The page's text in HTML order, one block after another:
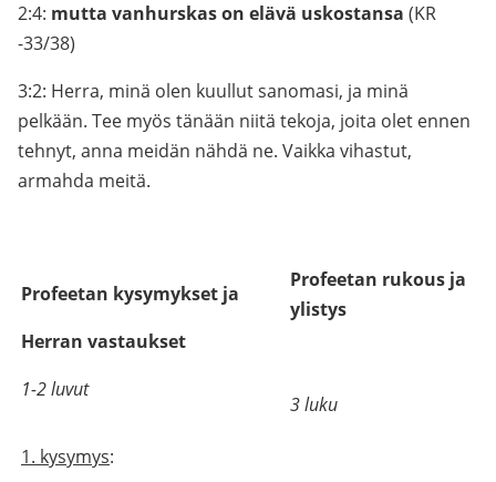
2:4: mutta vanhurskas on elävä uskostansa (KR
-33/38)
3:2: Herra, minä olen kuullut sanomasi, ja minä
pelkään. Tee myös tänään niitä tekoja, joita olet ennen
tehnyt, anna meidän nähdä ne. Vaikka vihastut,
armahda meitä.
Profeetan kysymykset ja
Herran vastaukset
1-2 luvut
Profeetan rukous ja
ylistys
3 luku
1. kysymys: